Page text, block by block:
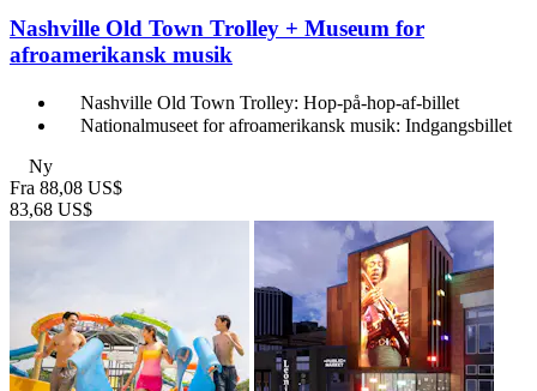
Nashville Old Town Trolley + Museum for
afroamerikansk musik
Nashville Old Town Trolley: Hop-på-hop-af-billet
Nationalmuseet for afroamerikansk musik: Indgangsbillet
Ny
Fra 88,08 US$
83,68 US$